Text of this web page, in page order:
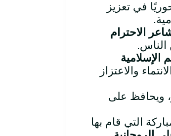
في تعزيز
الاحترام
الناس.
الإسلامية
والاعتزاز
، ويحافظ على
التي قام بها